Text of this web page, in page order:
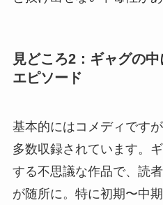
見どころ2：ギャグの
エピソード
基本的にはコメディです
多数収録されています。
する不思議な作品で、読
が随所に。特に初期〜中